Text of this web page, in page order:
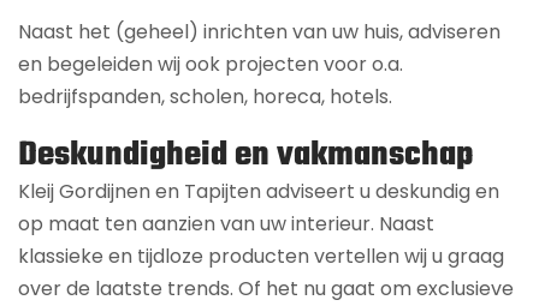
Naast het (geheel) inrichten van uw huis, adviseren
en begeleiden wij ook projecten voor o.a.
bedrijfspanden, scholen, horeca, hotels.
Deskundigheid en vakmanschap
Kleij Gordijnen en Tapijten adviseert u deskundig en
op maat ten aanzien van uw interieur. Naast
klassieke en tijdloze producten vertellen wij u graag
over de laatste trends. Of het nu gaat om exclusieve